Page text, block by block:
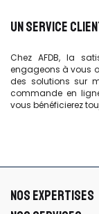
UN SERVICE
Chez AFDB, la
engageons à vous
des solutions sur
commande en
vous bénéficierez
NOS EXPERTISES